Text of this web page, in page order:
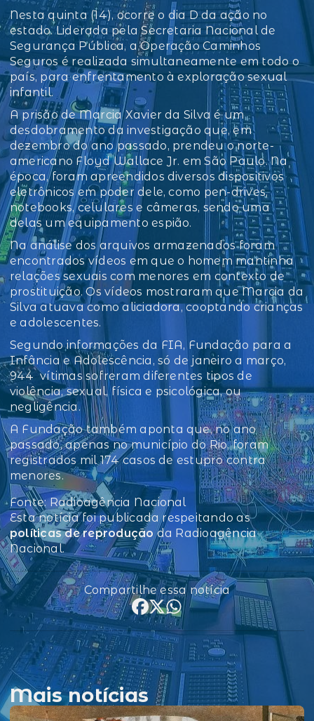
Nesta quinta (14), ocorre o dia D da ação no
estado. Liderada pela Secretaria Nacional de
Segurança Pública, a Operação Caminhos
Seguros é realizada simultaneamente em todo o
país, para enfrentamento à exploração sexual
infantil.
A prisão de Marcia Xavier da Silva é um
desdobramento da investigação que, em
dezembro do ano passado, prendeu o norte-
americano Floyd Wallace Jr. em São Paulo. Na
época, foram apreendidos diversos dispositivos
eletrônicos em poder dele, como pen-drives,
notebooks, celulares e câmeras, sendo uma
delas um equipamento espião.
Na análise dos arquivos armazenados foram
encontrados vídeos em que o homem mantinha
relações sexuais com menores em contexto de
prostituição. Os vídeos mostraram que Marcia da
Silva atuava como aliciadora, cooptando crianças
e adolescentes.
Segundo informações da FIA, Fundação para a
Infância e Adolescência, só de janeiro a março,
944 vítimas sofreram diferentes tipos de
violência, sexual, física e psicológica, ou
negligência.
A Fundação também aponta que, no ano
passado, apenas no município do Rio, foram
registrados mil 174 casos de estupro contra
menores.
Fonte: Radioagência Nacional
Esta notícia foi publicada respeitando as
políticas de reprodução da Radioagência
Nacional.
Compartilhe essa notícia
Mais notícias